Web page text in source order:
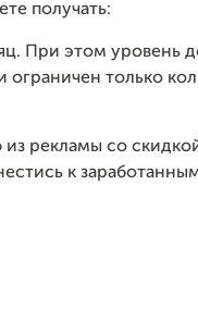
получать:
При этом уровень
только
рекламы со
к